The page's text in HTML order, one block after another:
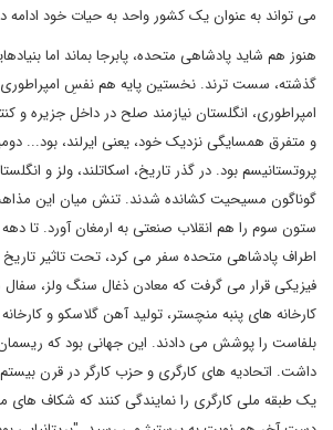
می تواند به عنوان یک کشور واحد به حیات خود ادامه
هنوز هم شاید پادشاهی متحده، پابرجا بماند اما
گذشته، سست ترند. نخستین پایه هم نفسِ امپراطوری
امپراطوری، انگلستان نیازمند صلح در داخل جزیره و
و متفرق همسایگی نزدیک خود، یعنی ایرلند، بود...
پروتستانیسم بود. در گذر تاریخ، اسکاتلند، ولز و
گوناگون مسیحیت کشانده شدند. تنش میان این
اطراف پادشاهی متحده سفر می کرد، تحت تاثیر
فیزیکی قرار می گرفت که معادن ذغال سنگ ولز، سفال
کارخانه های پنبه منچستر، تولید آهن گلاسکو و
بلفاست را پوشش می دادند. این جهانی بود که
داشت. اتحادیه های کارگری و حزب کارگر در قرن بیستم
یک طبقه ملی کارگری را نمایندگی کنند که شکاف های